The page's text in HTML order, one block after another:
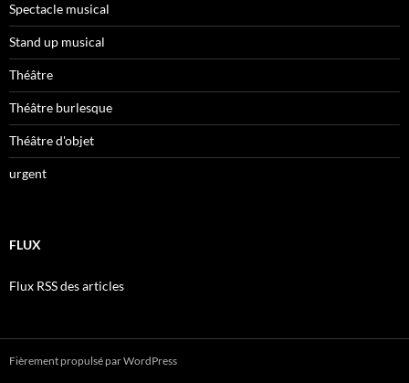
Spectacle musical
Stand up musical
Théâtre
Théâtre burlesque
Théâtre d'objet
urgent
FLUX
Flux RSS des articles
Fièrement propulsé par WordPress